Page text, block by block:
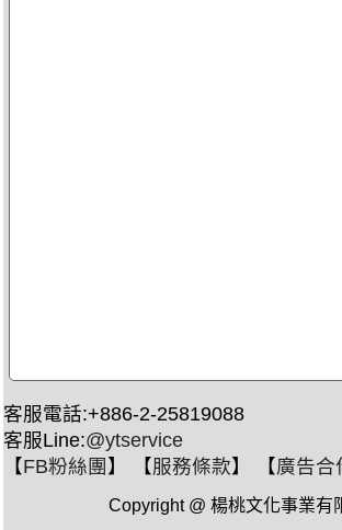
客服電話:+886-2-25819088
客服Line:@ytservice
【FB粉絲團 】 【服務條款】 【廣告合
Copyright @ 楊桃文化事業有